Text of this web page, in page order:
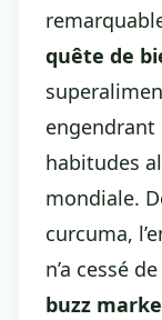
quête de
habitudes
mondiale.
curcuma,
n’a cessé
buzz